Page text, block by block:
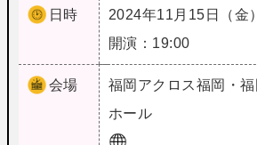
日時
2024年11月15日（金）
開演：19:00
会場 福岡 アクロス福岡・
ホール